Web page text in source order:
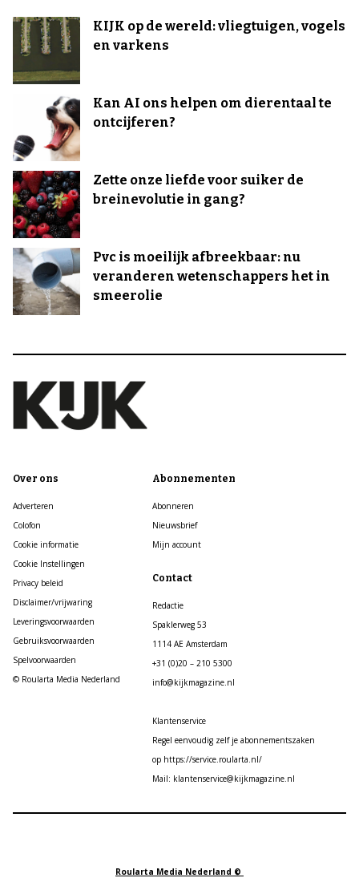
KIJK op de wereld: vliegtuigen, vogels
en varkens
Kan AI ons helpen om dierentaal te
ontcijferen?
Zette onze liefde voor suiker de
breinevolutie in gang?
Pvc is moeilijk afbreekbaar: nu
veranderen wetenschappers het in
smeerolie
Over ons
Adverteren
Colofon
Cookie informatie
Cookie Instellingen
Privacy beleid
Disclaimer/vrijwaring
Leveringsvoorwaarden
Gebruiksvoorwaarden
Spelvoorwaarden
© Roularta Media Nederland
Abonnementen
Abonneren
Nieuwsbrief
Mijn account
Contact
Redactie
Spaklerweg 53
1114 AE Amsterdam
+31 (0)20 – 210 5300
info@kijkmagazine.nl
Klantenservice
Regel eenvoudig zelf je abonnementszaken
op https://service.roularta.nl/
Mail: klantenservice@kijkmagazine.nl
Roularta Media Nederland ©